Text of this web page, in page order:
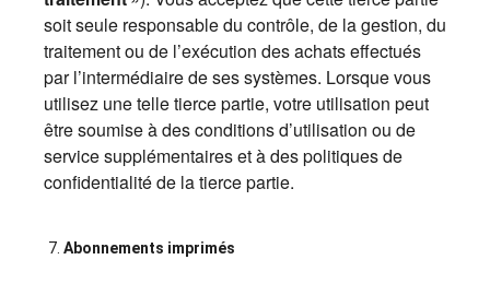
soit seule responsable du contrôle, de la gestion, du
traitement ou de l’exécution des achats effectués
par l’intermédiaire de ses systèmes. Lorsque vous
utilisez une telle tierce partie, votre utilisation peut
être soumise à des conditions d’utilisation ou de
service supplémentaires et à des politiques de
confidentialité de la tierce partie.
Abonnements imprimés